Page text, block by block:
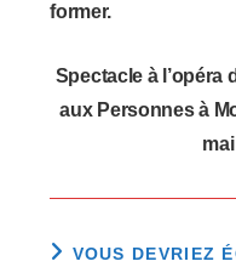
former.
Spectacle à l’opéra
aux Personnes à
VOUS DEVRIEZ